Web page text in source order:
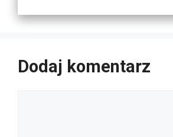
Dodaj komentarz